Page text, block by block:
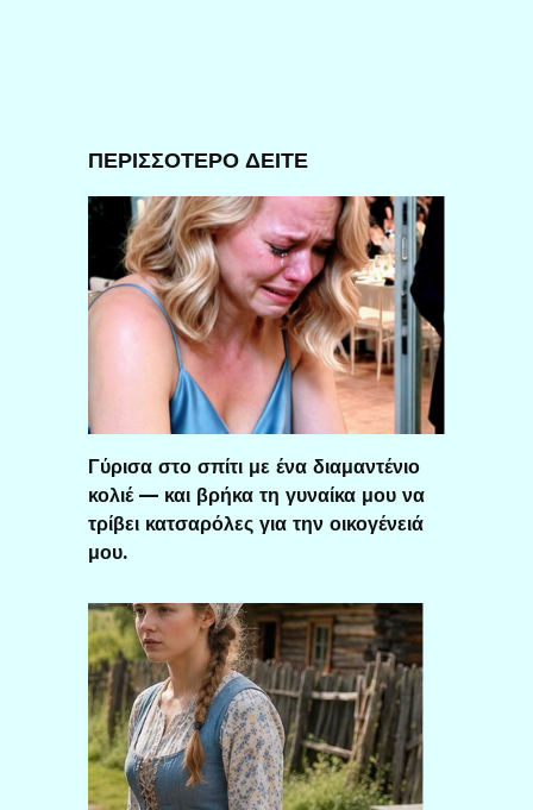
ΠΕΡΙΣΣΟΤΕΡΟ ΔΕΙΤΕ
Γύρισα στο σπίτι με ένα διαμαντένιο
κολιέ — και βρήκα τη γυναίκα μου να
τρίβει κατσαρόλες για την οικογένειά
μου.